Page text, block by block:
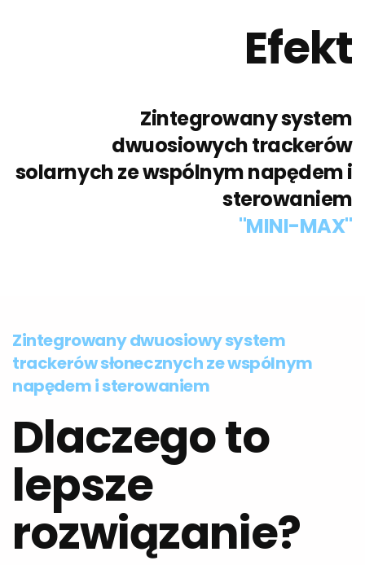
Efekt
Zintegrowany system
dwuosiowych trackerów
solarnych ze wspólnym napędem i
sterowaniem
"MINI-MAX"
Zintegrowany dwuosiowy system
trackerów słonecznych ze wspólnym
napędem i sterowaniem
Dlaczego to
lepsze
rozwiązanie?